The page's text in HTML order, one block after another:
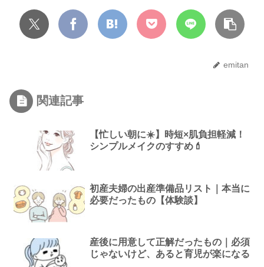
emitan
関連記事
【忙しい朝に☀️】時短×肌負担軽減！
シンプルメイクのすすめ💄
初産夫婦の出産準備品リスト｜本当に
必要だったもの【体験談】
産後に用意して正解だったもの｜必須
じゃないけど、あると育児が楽になる